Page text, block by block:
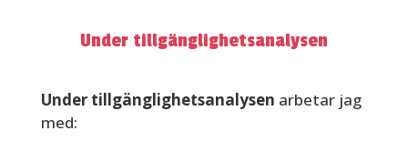
Under tillgänglighetsanalysen
Under tillgänglighetsanalysen arbetar jag
med: